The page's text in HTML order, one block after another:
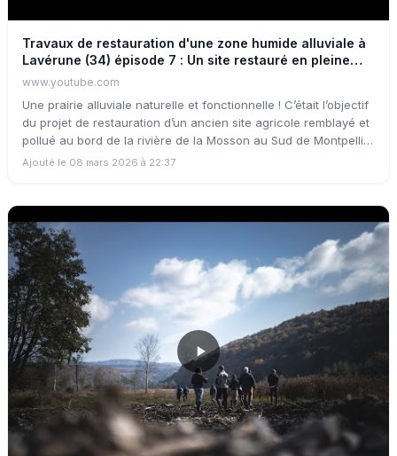
Travaux de restauration d'une zone humide alluviale à
Lavérune (34) épisode 7 : Un site restauré en pleine
évolution
www.youtube.com
Une prairie alluviale naturelle et fonctionnelle ! C’était l’objectif
du projet de restauration d’un ancien site agricole remblayé et
pollué au bord de la rivière de la Mosson au Sud de Montpellier
dans le département de l’Hérault. Ce projet est piloté et
actions. Plusieurs témoignages de partenaires et de
scientifiques permettent de suivre ce site en pleine évolution.
En 2025, la première fauche tardive sur cette prairie restaurée
permet de retrouver un usage agricole local.
Ajouté le 08 mars 2026 à 22:37